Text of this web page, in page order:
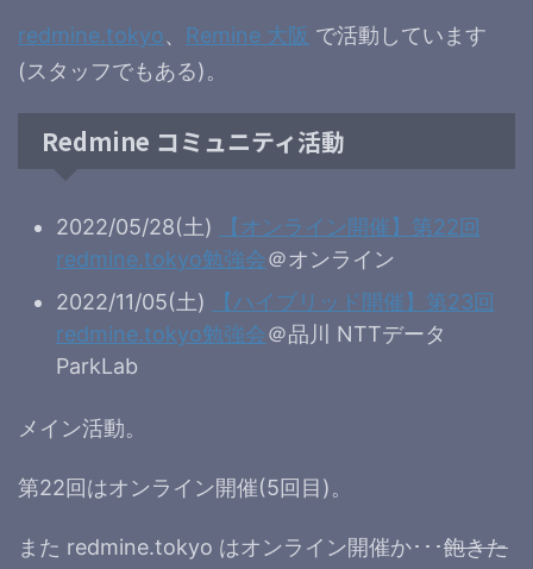
redmine.tokyo、 Remine 大阪 で活動しています
(スタッフでもある)。
Redmine コミュニティ活動
2022/05/28(土)
【オンライン開催】第22回
redmine.tokyo勉強会＠オンライン
2022/11/05(土)
【ハイブリッド開催】 第23回
redmine.tokyo勉強会＠品川 NTTデータ
ParkLab
メイン活動。
第22回はオンライン開催(5回目)。
また redmine.tokyo はオンライン開催か･･･飽きた